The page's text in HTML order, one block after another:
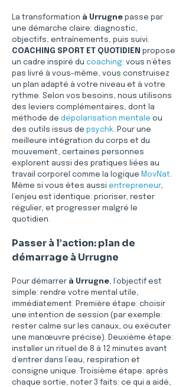
La transformation à Urrugne passe par
une démarche claire: diagnostic,
objectifs, entraînements, puis suivi.
COACHING SPORT ET QUOTIDIEN propose
un cadre inspiré du coaching: vous n’êtes
pas livré à vous-même, vous construisez
un plan adapté à votre niveau et à votre
rythme. Selon vos besoins, nous utilisons
des leviers complémentaires, dont la
méthode de dépolarisation mentale ou
des outils issus de psychk. Pour une
meilleure intégration du corps et du
mouvement, certaines personnes
explorent aussi des pratiques liées au
travail corporel comme la logique MovNat.
Même si vous êtes aussi entrepreneur,
l’enjeu est identique: prioriser, rester
régulier, et progresser malgré le
quotidien.
Passer à l’action: plan de
démarrage à Urrugne
Pour démarrer à Urrugne, l’objectif est
simple: rendre votre mental utile,
immédiatement. Première étape: choisir
une intention de session (par exemple:
rester calme sur les canaux, ou exécuter
une manœuvre précise). Deuxième étape:
installer un rituel de 8 à 12 minutes avant
d’entrer dans l’eau, respiration et
consigne unique. Troisième étape: après
chaque sortie, noter 3 faits: ce qui a aidé,